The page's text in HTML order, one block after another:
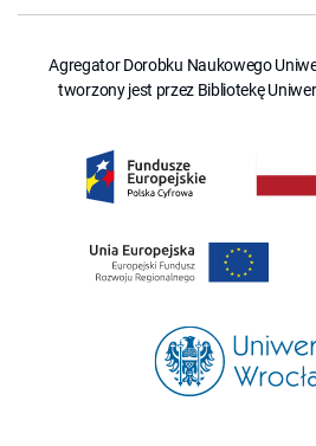
Agregator Dorobku Naukowego
tworzony jest przez Bibliotekę